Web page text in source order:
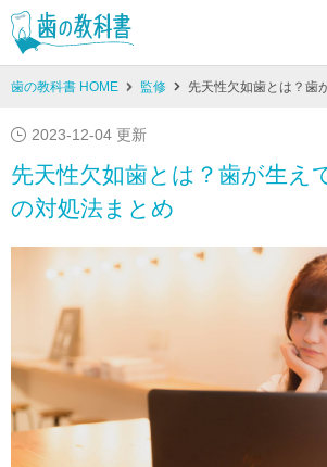
歯の教科書 HOME 監修 先天性欠如歯とは？歯
2023-12-04 更新
先天性欠如歯とは？歯が生え
の対処法まとめ